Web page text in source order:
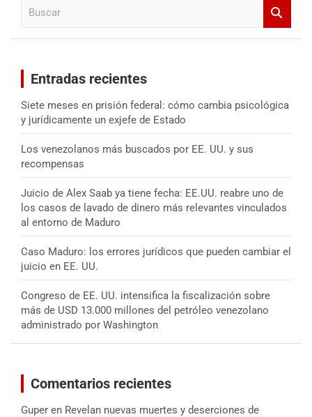
Entradas recientes
Siete meses en prisión federal: cómo cambia psicológica
y jurídicamente un exjefe de Estado
Los venezolanos más buscados por EE. UU. y sus
recompensas
Juicio de Alex Saab ya tiene fecha: EE.UU. reabre uno de
los casos de lavado de dinero más relevantes vinculados
al entorno de Maduro
Caso Maduro: los errores jurídicos que pueden cambiar el
juicio en EE. UU.
Congreso de EE. UU. intensifica la fiscalización sobre
más de USD 13.000 millones del petróleo venezolano
administrado por Washington
Comentarios recientes
Guper en Revelan nuevas muertes y deserciones de